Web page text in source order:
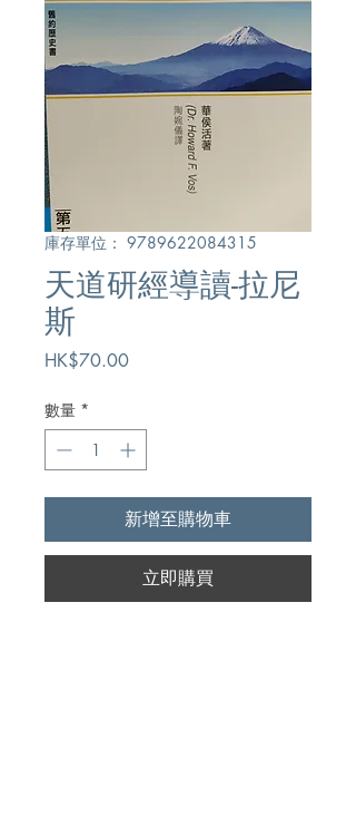
庫存單位： 9789622084315
天道研經導讀-拉尼
斯
HK$70.00價
數量 *
新增至購物車
立即購買